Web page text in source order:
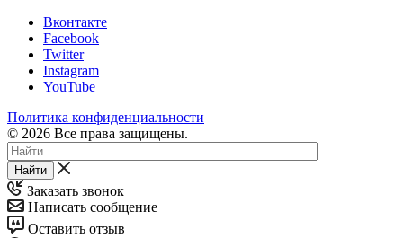
Вконтакте
Facebook
Twitter
Instagram
YouTube
Политика конфиденциальности
© 2026 Все права защищены.
Найти
Заказать звонок
Написать сообщение
Оставить отзыв